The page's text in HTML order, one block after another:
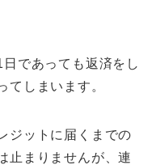
であっても返済をし
てしまいます。
ジットに届くまでの
止まりませんが、連